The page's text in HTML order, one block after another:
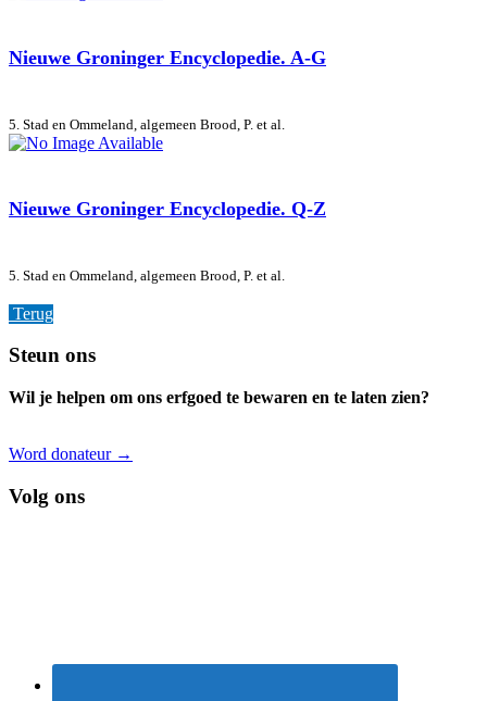
Nieuwe Groninger Encyclopedie. A-G
5. Stad en Ommeland, algemeen Brood, P. et al.
Nieuwe Groninger Encyclopedie. Q-Z
5. Stad en Ommeland, algemeen Brood, P. et al.
Terug
Footer
Steun ons
Wil je helpen om ons erfgoed te bewaren en te laten zien?
Word donateur →
Volg ons